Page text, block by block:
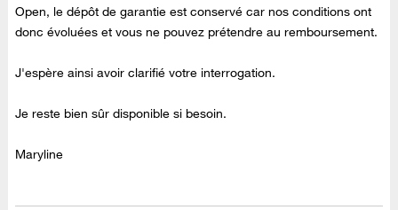
Open, le dépôt de garantie est conservé car nos conditions ont
donc évoluées et vous ne pouvez prétendre au remboursement.
J'espère ainsi avoir clarifié votre interrogation.
Je reste bien sûr disponible si besoin.
Maryline